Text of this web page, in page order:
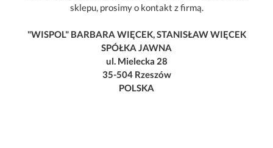
sklepu, prosimy o kontakt z firmą.
"WISPOL" BARBARA WIĘCEK, STANISŁAW WIĘCEK
SPÓŁKA JAWNA
ul. Mielecka 28
35-504 Rzeszów
POLSKA